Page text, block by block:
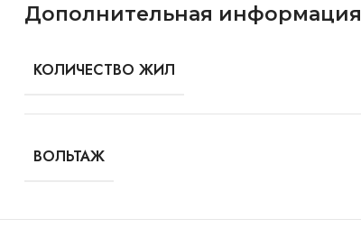
Дополнительная информация
КОЛИЧЕСТВО ЖИЛ
ВОЛЬТАЖ